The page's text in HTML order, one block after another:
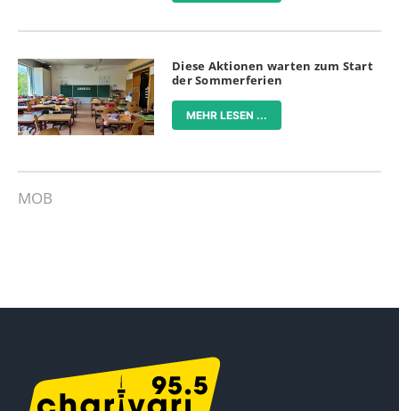
Diese Aktionen warten zum Start
der Sommerferien
MEHR LESEN ...
MOB